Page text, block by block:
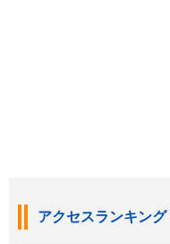
アクセスランキング